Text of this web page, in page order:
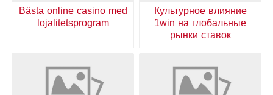
Культурное влияние
1win на глобальные
рынки ставок
Bästa online casino med
lojalitetsprogram